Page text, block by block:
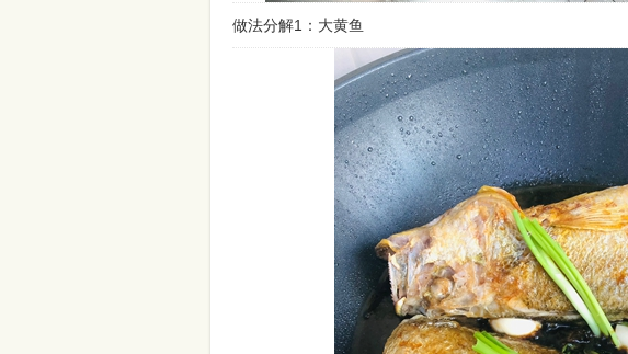
做法分解1：大黄鱼